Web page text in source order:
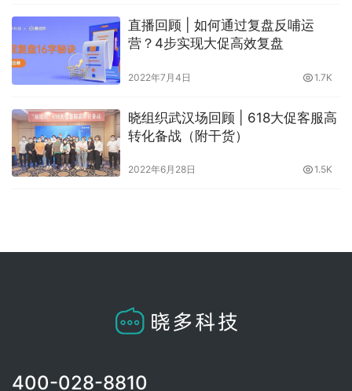
直播回顾 | 如何通过复盘反哺运
营？4步实现大促高效复盘
2022年7月4日 1.7K
晓组织武汉场回顾 | 618大促客服高
转化备战（附干货）
2022年6月28日 1.5K
400-028-8810